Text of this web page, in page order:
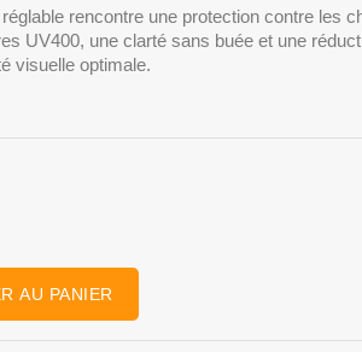
rencontre une protection contre les
UV400, une clarté sans buée et une
visuelle optimale.
AU PANIER